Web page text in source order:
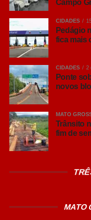
ao MS e semana
temperaturas
umidade
A gestão municipal
eletrônico nestes
organiza a mobilidade
para quem trabalha ou
capital.
COMENTE ABAIXO:
Campo
CIDADES
Pedágio
fica mais
CIDADES 2
Ponte
novos
MATO
Trânsito
fim de
MATO